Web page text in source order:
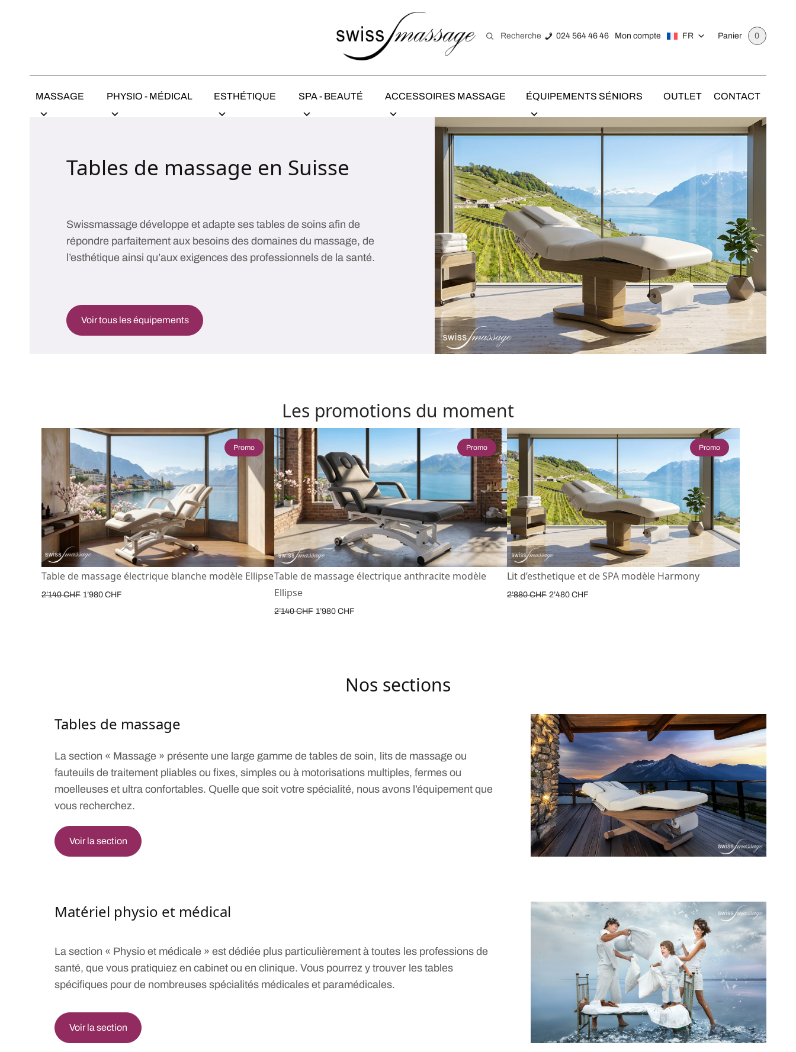
Recherche 024 564 46 46 Mon compte FR Panier 0
MASSAGE PHYSIO - MÉDICAL ESTHÉTIQUE SPA - BEAUTÉ ACCESSOIRES MASSAGE ÉQUIPEMENTS SÉNIORS OUTLET CONTACT
Tables de massage en Suisse
Swissmassage développe et adapte ses tables de soins afin de
répondre parfaitement aux besoins des domaines du massage, de
l’esthétique ainsi qu’aux exigences des professionnels de la santé.
Voir tous les équipements
Les promotions du moment
Promo
Table de massage électrique blanche modèle Ellipse
2’140CHF 1’980 CHF
Promo
Table de massage électrique anthracite modèle
Ellipse
2’140CHF 1’980 CHF
Promo
Lit d’esthetique et de SPA modèle Harmony
2’880CHF 2’480 CHF
Nos sections
Tables de massage
La section « Massage » présente une large gamme de tables de soin, lits de massage ou
fauteuils de traitement pliables ou fixes, simples ou à motorisations multiples, fermes ou
moelleuses et ultra confortables. Quelle que soit votre spécialité, nous avons l’équipement que
vous recherchez.
Voir la section
Matériel physio et médical
La section « Physio et médicale » est dédiée plus particulièrement à toutes les professions de
santé, que vous pratiquiez en cabinet ou en clinique. Vous pourrez y trouver les tables
spécifiques pour de nombreuses spécialités médicales et paramédicales.
Voir la section